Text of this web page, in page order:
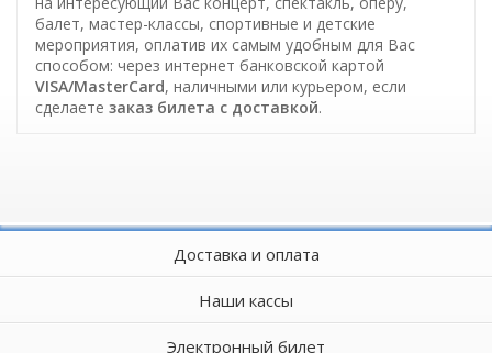
балет, мастер-классы, спортивные и детские
мероприятия, оплатив их самым удобным для Вас
способом: через интернет банковской картой
VISA/MasterCard, наличными или курьером, если
сделаете заказ билета c доставкой.
Доставка и оплата
Наши кассы
Электронный билет